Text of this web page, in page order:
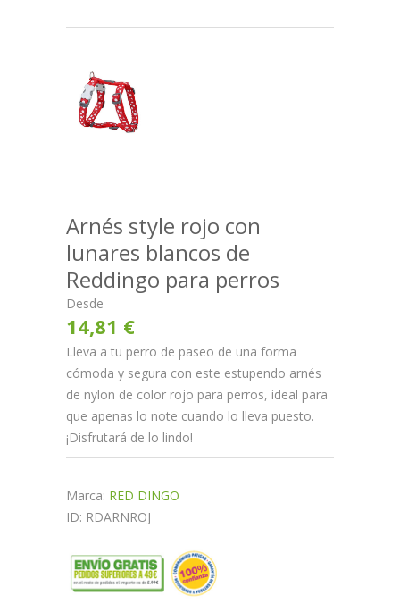
Arnés style rojo con
lunares blancos de
Reddingo para perros
Desde
14,81 €
Lleva a tu perro de paseo de una forma
cómoda y segura con este estupendo arnés
de nylon de color rojo para perros, ideal para
que apenas lo note cuando lo lleva puesto.
¡Disfrutará de lo lindo!
Marca: RED DINGO
ID: RDARNROJ